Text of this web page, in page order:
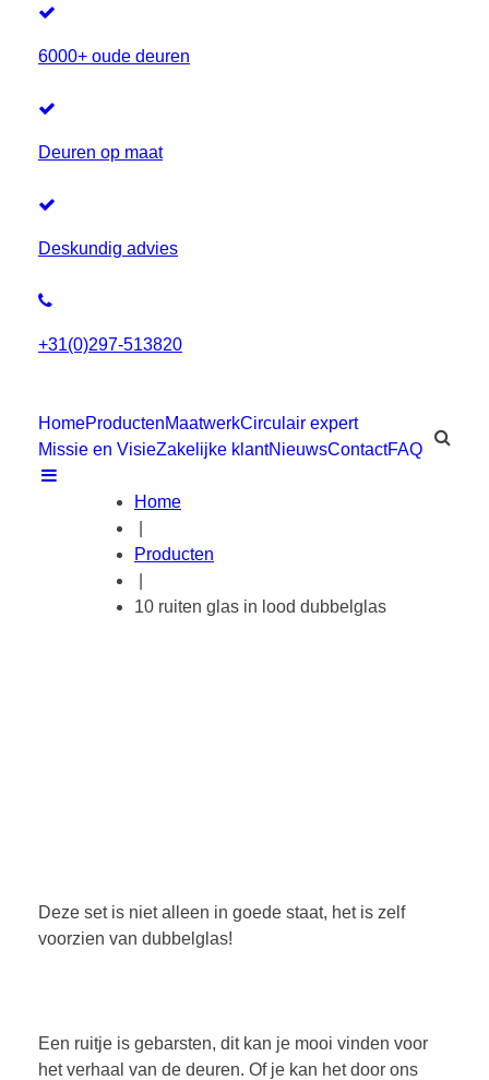
6000+ oude deuren
Deuren op maat
Deskundig advies
+31(0)297-513820
HomeProductenMaatwerkCirculair expert
Missie en VisieZakelijke klantNieuwsContactFAQ
Home
Producten
10 ruiten glas in lood dubbelglas
Deze set is niet alleen in goede staat, het is zelf
voorzien van dubbelglas!
Een ruitje is gebarsten, dit kan je mooi vinden voor
het verhaal van de deuren. Of je kan het door ons